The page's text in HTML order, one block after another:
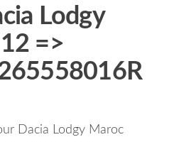
Lodgy
=>
Dacia Lodgy Maroc